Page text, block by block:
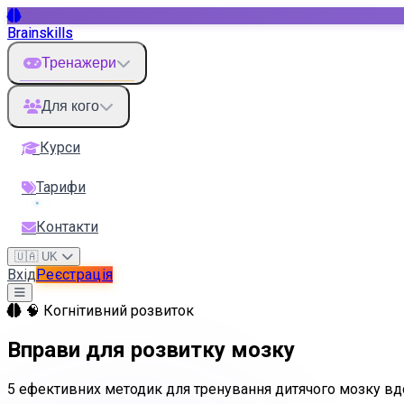
Brainskills
Тренажери
Для кого
Курси
Тарифи
Контакти
🇺🇦 UK
ВхідРеєстрація
🧠 Когнітивний розвиток
Вправи для розвитку мозку
5 ефективних методик для тренування дитячого мозку